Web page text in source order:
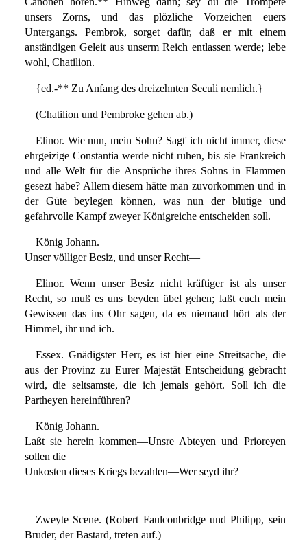
unsers Zorns, und das plözliche Vorzeichen euers
Untergangs. Pembrok, sorget dafür, daß er mit einem
anständigen Geleit aus unserm Reich entlassen werde; lebe
wohl, Chatilion.
{ed.-** Zu Anfang des dreizehnten Seculi nemlich.}
(Chatilion und Pembroke gehen ab.)
Elinor. Wie nun, mein Sohn? Sagt' ich nicht immer, diese
ehrgeizige Constantia werde nicht ruhen, bis sie Frankreich
und alle Welt für die Ansprüche ihres Sohns in Flammen
gesezt habe? Allem diesem hätte man zuvorkommen und in
der Güte beylegen können, was nun der blutige und
gefahrvolle Kampf zweyer Königreiche entscheiden soll.
König Johann.
Unser völliger Besiz, und unser Recht—
Elinor. Wenn unser Besiz nicht kräftiger ist als unser
Recht, so muß es uns beyden übel gehen; laßt euch mein
Gewissen das ins Ohr sagen, da es niemand hört als der
Himmel, ihr und ich.
Essex. Gnädigster Herr, es ist hier eine Streitsache, die
aus der Provinz zu Eurer Majestät Entscheidung gebracht
wird, die seltsamste, die ich jemals gehört. Soll ich die
Partheyen hereinführen?
König Johann.
Laßt sie herein kommen—Unsre Abteyen und Prioreyen
sollen die
Unkosten dieses Kriegs bezahlen—Wer seyd ihr?
Zweyte Scene. (Robert Faulconbridge und Philipp, sein
Bruder, der Bastard, treten auf.)